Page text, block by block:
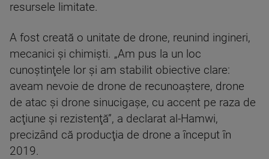
resursele limitate.
A fost creată o unitate de drone, reunind ingineri,
mecanici şi chimişti. „Am pus la un loc
cunoştinţele lor şi am stabilit obiective clare:
aveam nevoie de drone de recunoaştere, drone
de atac şi drone sinucigaşe, cu accent pe raza de
acţiune şi rezistenţă”, a declarat al-Hamwi,
precizând că producţia de drone a început în
2019.